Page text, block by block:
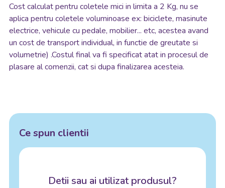
Cost calculat pentru coletele mici in limita a 2 Kg, nu se
aplica pentru coletele voluminoase ex: biciclete, masinute
electrice, vehicule cu pedale, mobilier... etc, acestea avand
un cost de transport individual, in functie de greutate si
volumetrie) .Costul final va fi specificat atat in procesul de
plasare al comenzii, cat si dupa finalizarea acesteia.
Ce spun clientii
Detii sau ai utilizat produsul?